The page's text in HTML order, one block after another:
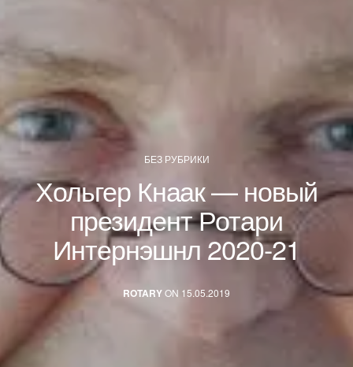
БЕЗ РУБРИКИ
Хольгер Кнаак — новый
президент Ротари
Интернэшнл 2020-21
ROTARYON 15.05.2019